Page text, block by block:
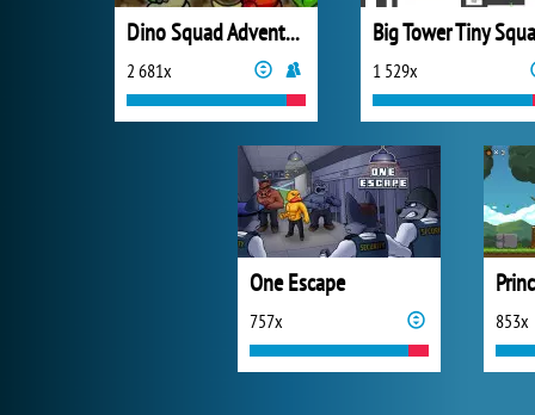
Dino Squad Adventure
2 681x
Big Tower Tiny
1 529x
One Escape
757x 853x